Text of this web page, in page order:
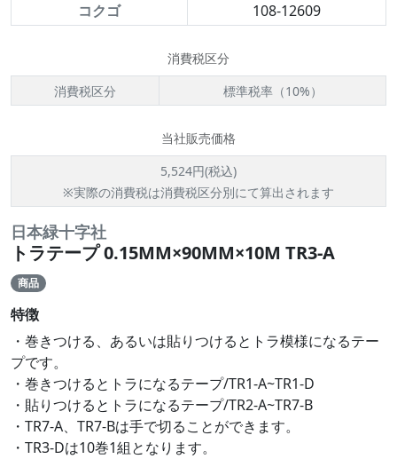
コクゴ
108-12609
消費税区分
消費税区分
標準税率（10%）
当社販売価格
5,524円(税込)
※実際の消費税は消費税区分別にて算出されます
日本緑十字社
トラテープ 0.15MM×90MM×10M TR3-A
商品
特徴
・巻きつける、あるいは貼りつけるとトラ模様になるテー
プです。
・巻きつけるとトラになるテープ/TR1-A~TR1-D
・貼りつけるとトラになるテープ/TR2-A~TR7-B
・TR7-A、TR7-Bは手で切ることができます。
・TR3-Dは10巻1組となります。